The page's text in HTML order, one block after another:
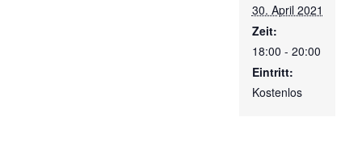
30. April 2021
Zeit:
18:00 - 20:00
Eintritt:
Kostenlos